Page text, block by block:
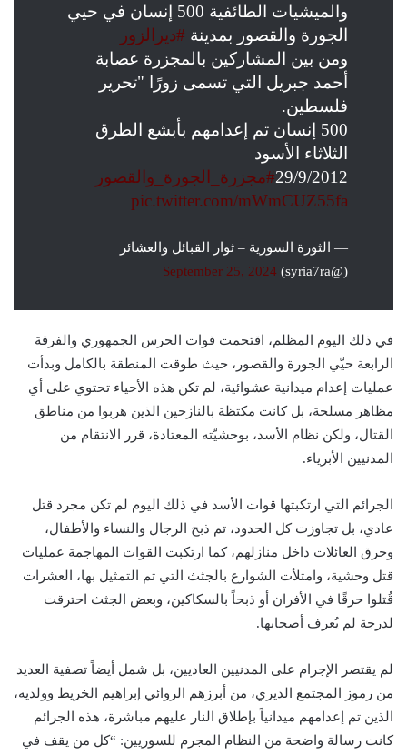
والميشيات الطائفية 500 إنسان في حيي
الجورة والقصور بمدينة #ديرالزور
ومن بين المشاركين بالمجزرة عصابة
أحمد جبريل التي تسمى زورًا "تحرير
فلسطين.
500 إنسان تم إعدامهم بأبشع الطرق
الثلاثاء الأسود
29/9/2012#مجزرة_الجورة_والقصور
pic.twitter.com/mWmCUZ55fa
— الثورة السورية – ثوار القبائل والعشائر
(@syria7ra)
September 25, 2024
في ذلك اليوم المظلم، اقتحمت قوات الحرس الجمهوري والفرقة
الرابعة حيّي الجورة والقصور، حيث طوقت المنطقة بالكامل وبدأت
عمليات إعدام ميدانية عشوائية، لم تكن هذه الأحياء تحتوي على أي
مظاهر مسلحة، بل كانت مكتظة بالنازحين الذين هربوا من مناطق
القتال، ولكن نظام الأسد، بوحشيّته المعتادة، قرر الانتقام من
المدنيين الأبرياء.
الجرائم التي ارتكبتها قوات الأسد في ذلك اليوم لم تكن مجرد قتل
عادي، بل تجاوزت كل الحدود، تم ذبح الرجال والنساء والأطفال،
وحرق العائلات داخل منازلهم، كما ارتكبت القوات المهاجمة عمليات
قتل وحشية، وامتلأت الشوارع بالجثث التي تم التمثيل بها، العشرات
قُتلوا حرقًا في الأفران أو ذبحاً بالسكاكين، وبعض الجثث احترقت
لدرجة لم يُعرف أصحابها.
لم يقتصر الإجرام على المدنيين العاديين، بل شمل أيضاً تصفية العديد
من رموز المجتمع الديري، من أبرزهم الروائي إبراهيم الخريط وولديه،
الذين تم إعدامهم ميدانياً بإطلاق النار عليهم مباشرة، هذه الجرائم
كانت رسالة واضحة من النظام المجرم للسوريين: “كل من يقف في